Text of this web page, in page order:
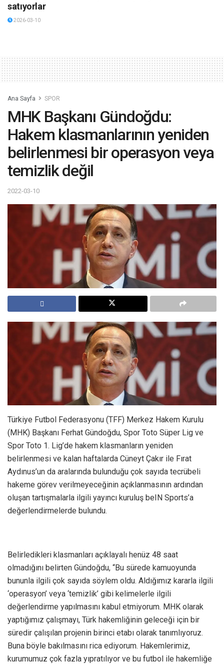
satıyorlar
2026-03-10
Ana Sayfa SPOR
MHK Başkanı Gündoğdu:
Hakem klasmanlarının yeniden
belirlenmesi bir operasyon veya
temizlik değil
2022-03-10
Türkiye Futbol Federasyonu (TFF) Merkez Hakem Kurulu
(MHK) Başkanı Ferhat Gündoğdu, Spor Toto Süper Lig ve
Spor Toto 1. Lig’de hakem klasmanların yeniden
belirlenmesi ve kalan haftalarda Cüneyt Çakır ile Fırat
Aydınus’un da aralarında bulunduğu çok sayıda tecrübeli
hakeme görev verilmeyeceğinin açıklanmasının ardından
oluşan tartışmalarla ilgili yayıncı kuruluş beIN Sports’a
değerlendirmelerde bulundu.
Belirledikleri klasmanları açıklayalı henüz 48 saat
olmadığını belirten Gündoğdu, “Bu sürede kamuoyunda
bununla ilgili çok sayıda söylem oldu. Aldığımız kararla ilgili
‘operasyon’ veya ‘temizlik’ gibi kelimelerle ilgili
değerlendirme yapılmasını kabul etmiyorum. MHK olarak
yaptığımız çalışmayı, Türk hakemliğinin geleceği için bir
süredir çalışılan projenin birinci etabı olarak tanımlıyoruz.
Buna böyle bakılmasını rica ediyorum. Hakemlerimiz,
kurumumuz çok fazla yıpratılıyor ve bu futbol ile hakemliğe